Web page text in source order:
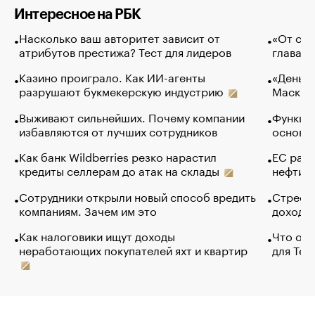
Интересное на РБК
Насколько ваш авторитет зависит от
атрибутов престижа? Тест для лидеров
Казино проиграло. Как ИИ-агенты
разрушают букмекерскую индустрию
Выживают сильнейших. Почему компании
избавляются от лучших сотрудников
Как банк Wildberries резко нарастил
кредиты селлерам до атак на склады
Сотрудники открыли новый способ вредить
компаниям. Зачем им это
Как налоговики ищут доходы
неработающих покупателей яхт и квартир
«От
глава
Маск в
основ
ЕС
нефти
Что
для